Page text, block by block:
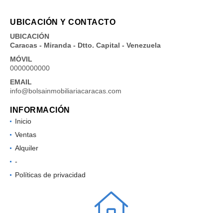
UBICACIÓN Y CONTACTO
UBICACIÓN
Caracas - Miranda - Dtto. Capital - Venezuela
MÓVIL
0000000000
EMAIL
info@bolsainmobiliariacaracas.com
INFORMACIÓN
Inicio
Ventas
Alquiler
-
Políticas de privacidad